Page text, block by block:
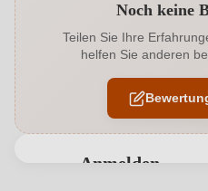
Alkoholgehalt in %
Allergene
Ausbau
Noch keine
Teilen Sie Ihre
helfen Sie anderen
Anmelden